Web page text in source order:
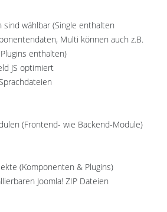
wählbar (Single enthalten
Multi können auch z.B.
enthalten)
JS optimiert
(Frontend- wie Backend-Module)
(Komponenten & Plugins)
Joomla! ZIP Dateien